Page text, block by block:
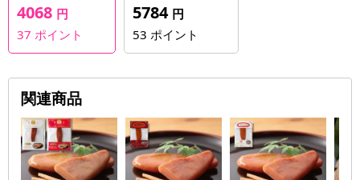
4068 円
37 ポイント
5784 円
53 ポイント
関連商品